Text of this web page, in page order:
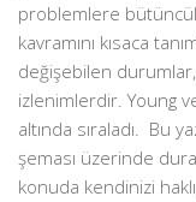
problemlere
kavramını kısaca
değişebilen
izlenimlerdir. Young
altında sıraladı. Bu
şeması üzerinde
konuda kendinizi